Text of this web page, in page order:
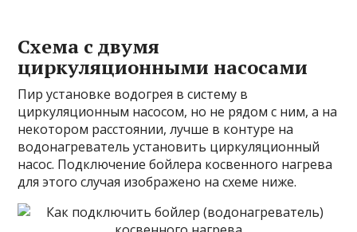
Схема с двумя
циркуляционными насосами
Пир установке водогрея в систему в
циркуляционным насосом, но не рядом с ним, а на
некотором расстоянии, лучше в контуре на
водонагреватель установить циркуляционный
насос. Подключение бойлера косвенного нагрева
для этого случая изображено на схеме ниже.